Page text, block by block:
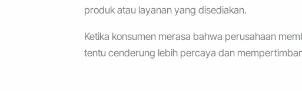
produk atau layanan yang disediakan.
Ketika konsumen merasa bahwa perusahaan
tentu cenderung lebih percaya dan